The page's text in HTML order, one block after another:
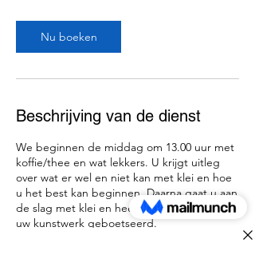
Nu boeken
Beschrijving van de dienst
We beginnen de middag om 13.00 uur met
koffie/thee en wat lekkers. U krijgt uitleg
over wat er wel en niet kan met klei en hoe
u het best kan beginnen. Daarna gaat u aan
de slag met klei en heeft u rond 15.00 uur
uw kunstwerk geboetseerd.